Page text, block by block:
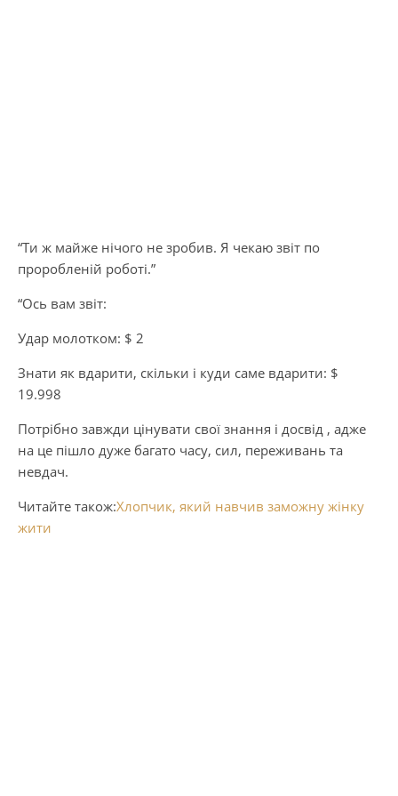
“Ти ж майже нічого не зробив. Я чекаю звіт по
проробленій роботі.”
“Ось вам звіт:
Удар молотком: $ 2
Знати як вдарити, скільки і куди саме вдарити: $
19.998
Потрібно завжди цінувати свої знання і досвід , адже
на це пішло дуже багато часу, сил, переживань та
невдач.
Читайте також:Хлопчик, який навчив заможну жінку
жити